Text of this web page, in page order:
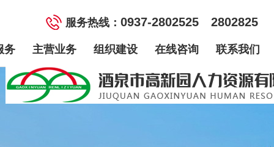
服务热线：0937-2802525 2802825
务 主营业务 组织建设 在线咨询 联系我们